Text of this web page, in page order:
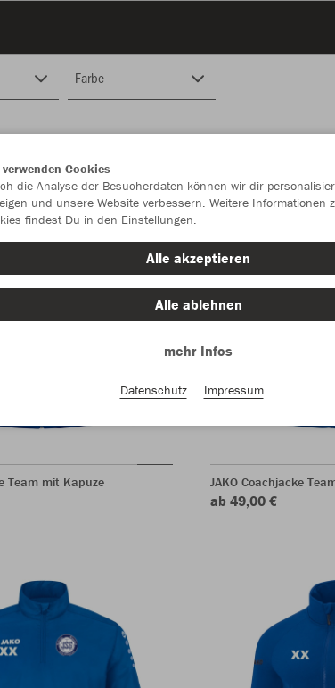
Farbe
Team mit Kapuze JAKO Coachjacke
ab 49,00 €
Cookies
die Analyse der Besucherdaten können wir dir
und unsere Website verbessern. Weitere Informationen
findest Du in den Einstellungen.
Alle akzeptieren
Alle ablehnen
mehr Infos
Datenschutz Impressum